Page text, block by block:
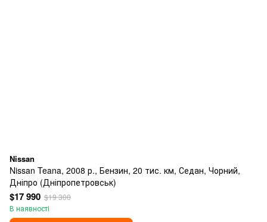
Nissan
Nissan Teana, 2008 р., Бензин, 20 тис. км, Седан, Чорний,
Дніпро (Дніпропетровськ)
$17 990 $19 300
В наявності